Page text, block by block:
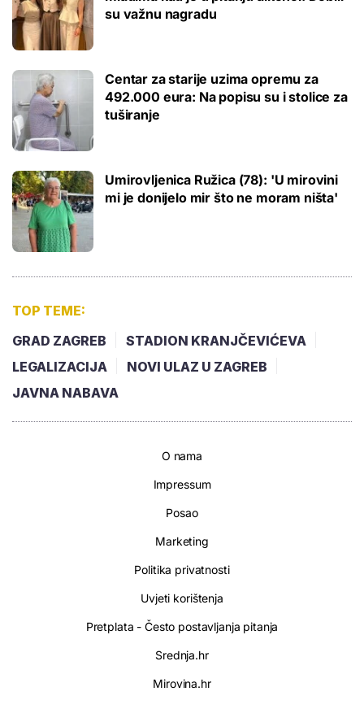
su važnu nagradu
Centar za starije uzima opremu za
492.000 eura: Na popisu su i stolice za
tuširanje
Umirovljenica Ružica (78): 'U mirovini
mi je donijelo mir što ne moram ništa'
TOP TEME:
GRAD ZAGREB
STADION KRANJČEVIĆEVA
LEGALIZACIJA
NOVI ULAZ U ZAGREB
JAVNA NABAVA
O nama
Impressum
Posao
Marketing
Politika privatnosti
Uvjeti korištenja
Pretplata - Često postavljanja pitanja
Srednja.hr
Mirovina.hr